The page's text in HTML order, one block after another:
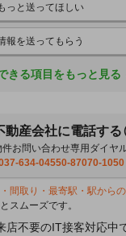
っと送ってほしい
報を送ってもらう
きる項目をもっと見る
動産会社に電話する
件お問い合わせ専用ダイヤ
634-04550-87070-1050
間取り・最寄駅・駅から
スムーズです。
不要のIT接客対応中